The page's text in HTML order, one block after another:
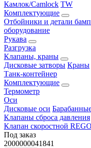
Камлок/Camlock TW
Комплектующие
Отбойники и детали
оборудование
Рукава
Разгрузка
Клапаны, краны
Дисковые затворы Краны
Танк-контейнер
Комплектующие
Термометр
Оси
Дисковые оси
Клапаны сброса давления
Клапан скоростной
Под заказ
2000000041841